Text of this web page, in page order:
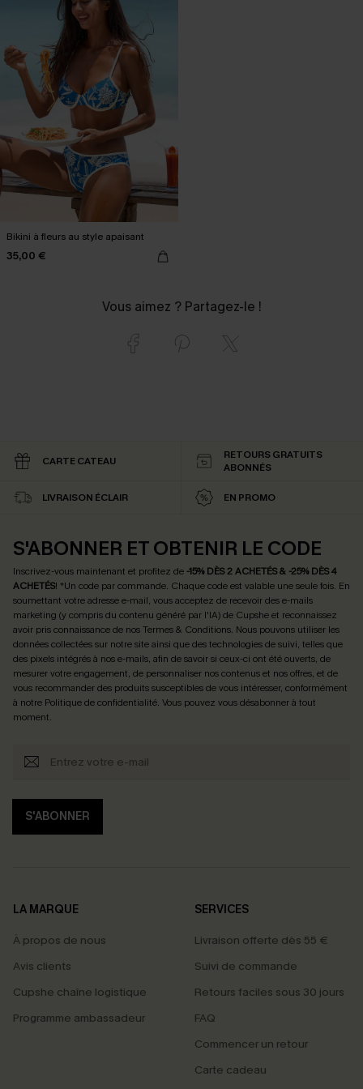
Bikini à fleurs au style apaisant
35,00 €
Vous aimez ? Partagez-le !
CARTE CATEAU
RETOURS GRATUITS
ABONNÉS
LIVRAISON ÉCLAIR EN PROMO
S'ABONNER ET OBTENIR LE CODE
Inscrivez-vous maintenant et profitez de -15% DÈS 2 ACHETÉS & -25% DÈS 4
ACHETÉS! *Un code par commande. Chaque code est valable une seule fois. En
soumettant votre adresse e-mail, vous acceptez de recevoir des e-mails
marketing (y compris du contenu généré par l'IA) de Cupshe et reconnaissez
avoir pris connaissance de nosTermes & Conditions. Nous pouvons utiliser les
données collectées sur notre site ainsi que des technologies de suivi, telles que
des pixels intégrés à nos e-mails, afin de savoir si ceux-ci ont été ouverts, de
mesurer votre engagement, de personnaliser nos contenus et nos offres, et de
vous recommander des produits susceptibles de vous intéresser, conformément
à notre Politique de confidentialité. Vous pouvez vous désabonner à tout
moment.
S'ABONNER
LA MARQUE
À propos de nous
Avis clients
Cupshe chaîne logistique
Programme ambassadeur
SERVICES
Livraison offerte dès 55 €
Suivi de commande
Retours faciles sous 30 jours
FAQ
Commencer un retour
Carte cadeau